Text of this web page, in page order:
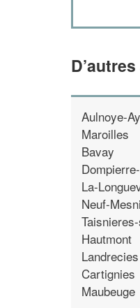
Aulnoye-
Maroilles
Bavay
La-
Neuf-
Hautmont
Landrecies
Cartignies
Maubeuge